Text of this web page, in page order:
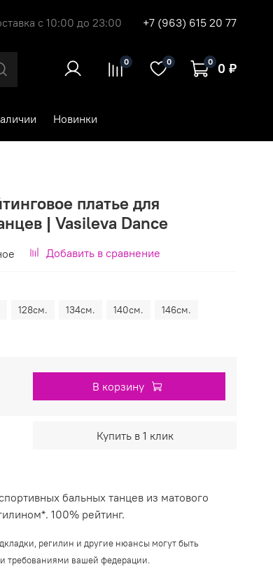
с 10:00 до 23:00 +7 (963) 615 20 77
0 0 0 0 ₽
Новинки
платье для
| Vasileva Dance
Добавить в сравнение
128см. 134см. 140см.
146см.
В корзину
Купить в 1 клик
бальных танцев из матового
100% рейтинг.
регилин и другие нюансы могут быть
требованиями вашей федерации.